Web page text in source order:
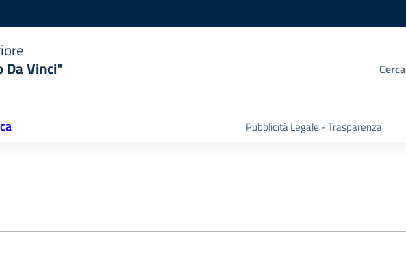
Da Vinci"
Cerca
Pubblicità Legale - Trasparenza